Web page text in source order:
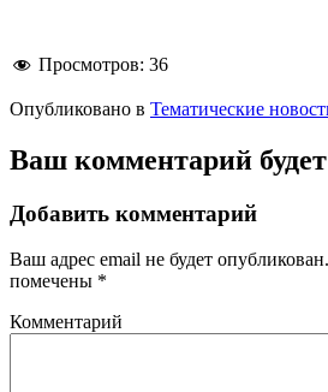
Просмотров: 36
Опубликовано в Тематические
Ваш комментарий
Добавить комментарий
Ваш адрес email не будет опубликован.
помечены *
Комментарий